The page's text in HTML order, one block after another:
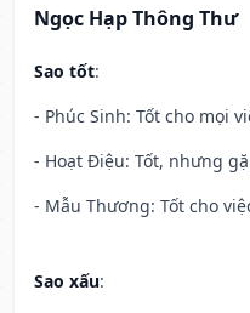
Ngọc Hạp Thông Thư
Sao tốt:
- Phúc Sinh: Tốt cho mọi
- Hoạt Điệu: Tốt, nhưng
- Mẫu Thương: Tốt cho
Sao xấu: